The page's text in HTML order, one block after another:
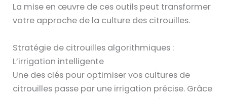
La mise en œuvre de ces outils peut transformer
votre approche de la culture des citrouilles.
Stratégie de citrouilles algorithmiques :
L’irrigation intelligente
Une des clés pour optimiser vos cultures de
citrouilles passe par une irrigation précise. Grâce